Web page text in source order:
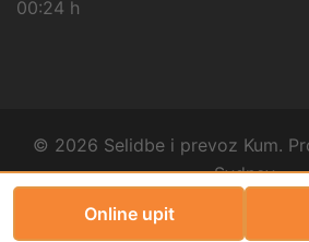
Online upit
00:24 h
© 2026 Selidbe i prevoz Kum.
Sydney